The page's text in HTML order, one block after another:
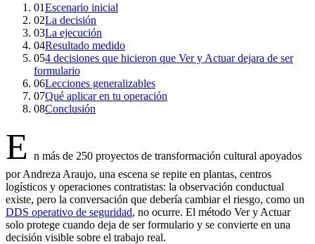
01Escenario inicial
02La decisión
03La ejecución
04Resultado medido
054 decisiones que hicieron que Ver y Actuar dejara de ser
formulario
06Lecciones generalizables
07Qué aplicar en tu operación
08Conclusión
E n más de 250 proyectos de transformación cultural apoyados
por Andreza Araujo, una escena se repite en plantas, centros
logísticos y operaciones contratistas: la observación conductual
existe, pero la conversación que debería cambiar el riesgo, como un
DDS operativo de seguridad, no ocurre. El método Ver y Actuar
solo protege cuando deja de ser formulario y se convierte en una
decisión visible sobre el trabajo real.